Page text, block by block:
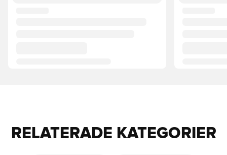
RELATERADE KATEGORIER